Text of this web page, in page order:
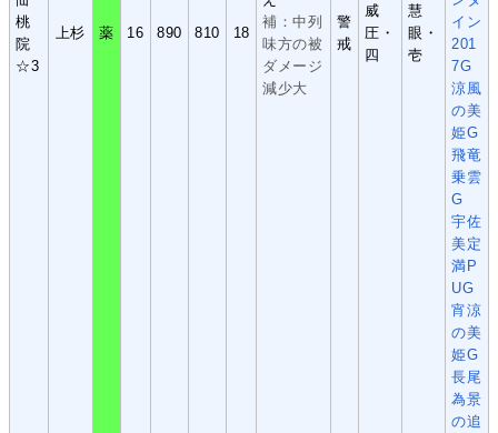
桃
院
☆3
上杉 薬 16 890 810 18
補：中列
味方の被
ダメージ
減少大
警
戒
威
圧・
四
慧
眼・
壱
イン
201
7G
涼風
の美
姫G
飛竜
乗雲
G
宇佐
美定
満P
UG
宵涼
の美
姫G
長尾
為景
の追